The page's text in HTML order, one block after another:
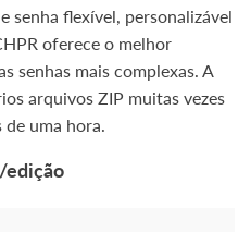
senha flexível, personalizável
oferece o melhor
senhas mais complexas. A
arquivos ZIP muitas vezes
de uma hora.
edição